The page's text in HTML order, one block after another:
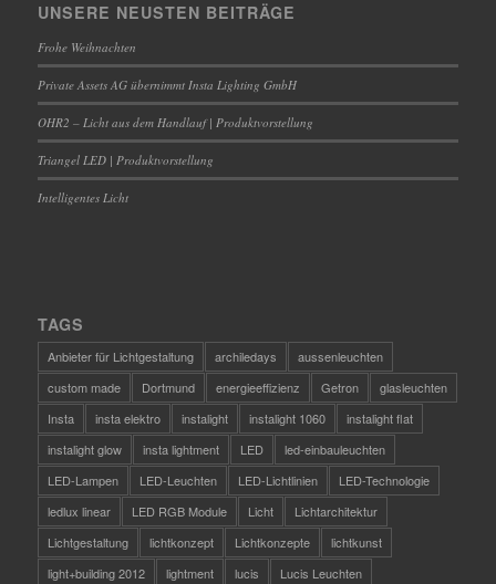
UNSERE NEUSTEN BEITRÄGE
Frohe Weihnachten
Private Assets AG übernimmt Insta Lighting GmbH
OHR2 – Licht aus dem Handlauf | Produktvorstellung
Triangel LED | Produktvorstellung
Intelligentes Licht
TAGS
Anbieter für Lichtgestaltung archiledays
aussenleuchten
custom made
Dortmund energieeffizienz Getron
glasleuchten
Insta
insta elektro instalight instalight 1060
instalight flat
instalight glow
insta lightment LED
led-einbauleuchten
LED-Lampen
LED-Leuchten LED-Lichtlinien
LED-Technologie
ledlux linear
LED RGB Module Licht
Lichtarchitektur
Lichtgestaltung
lichtkonzept Lichtkonzepte
lichtkunst
light+building 2012
lightment lucis
Lucis Leuchten